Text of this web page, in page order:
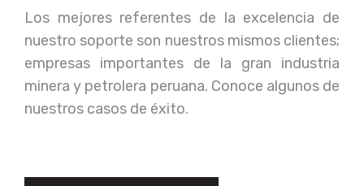
Los mejores referentes de la excelencia de
nuestro soporte son nuestros mismos clientes;
empresas importantes de la gran industria
minera y petrolera peruana. Conoce algunos de
nuestros casos de éxito.